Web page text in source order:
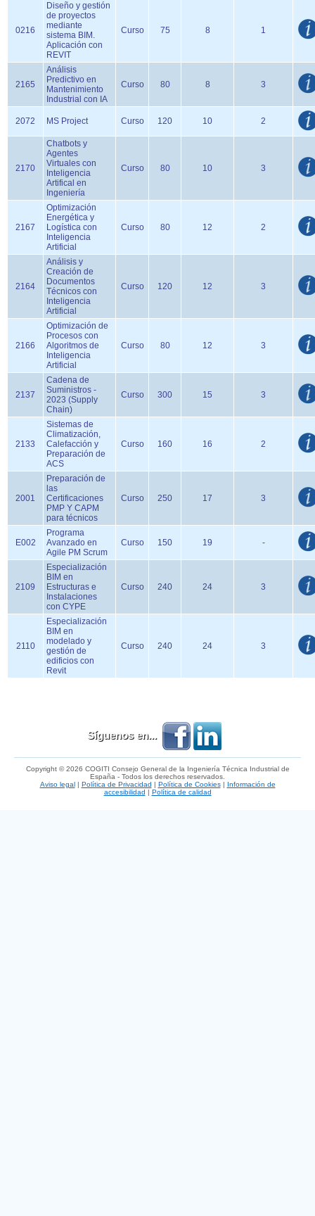
0216
Diseño y gestión
de proyectos
mediante
sistema BIM.
Aplicación con
REVIT
Curso 75 8 1
2165
Análisis
Predictivo en
Mantenimiento
Industrial con IA
Curso 80 8 3
2072 MS Project Curso 120 10 2
2170
Chatbots y
Agentes
Virtuales con
Inteligencia
Artifical en
Ingeniería
Curso 80 10 3
2167
Optimización
Energética y
Logística con
Inteligencia
Artificial
Curso 80 12 2
2164
Análisis y
Creación de
Documentos
Técnicos con
Inteligencia
Artificial
Curso 120 12 3
2166
Optimización de
Procesos con
Algoritmos de
Inteligencia
Artificial
Curso 80 12 3
2137
Cadena de
Suministros -
2023 (Supply
Chain)
Curso 300 15 3
2133
Sistemas de
Climatización,
Calefacción y
Preparación de
ACS
Curso 160 16 2
2001
Preparación de
las
Certificaciones
PMP Y CAPM
para técnicos
Curso 250 17 3
E002
Programa
Avanzado en
Agile PM Scrum
Curso 150 19 -
2109
Especialización
BIM en
Estructuras e
Instalaciones
con CYPE
Curso 240 24 3
2110
Especialización
BIM en
modelado y
gestión de
edificios con
Revit
Curso 240 24 3
Síguenos en...
Copyright © 2026 COGITI Consejo General de la Ingeniería Técnica Industrial de
España - Todos los derechos reservados.
Aviso legal| Política de Privacidad | Política de Cookies| Información de
accesibilidad | Política de calidad